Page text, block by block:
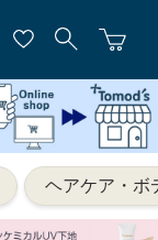
ヘアケア・ボ